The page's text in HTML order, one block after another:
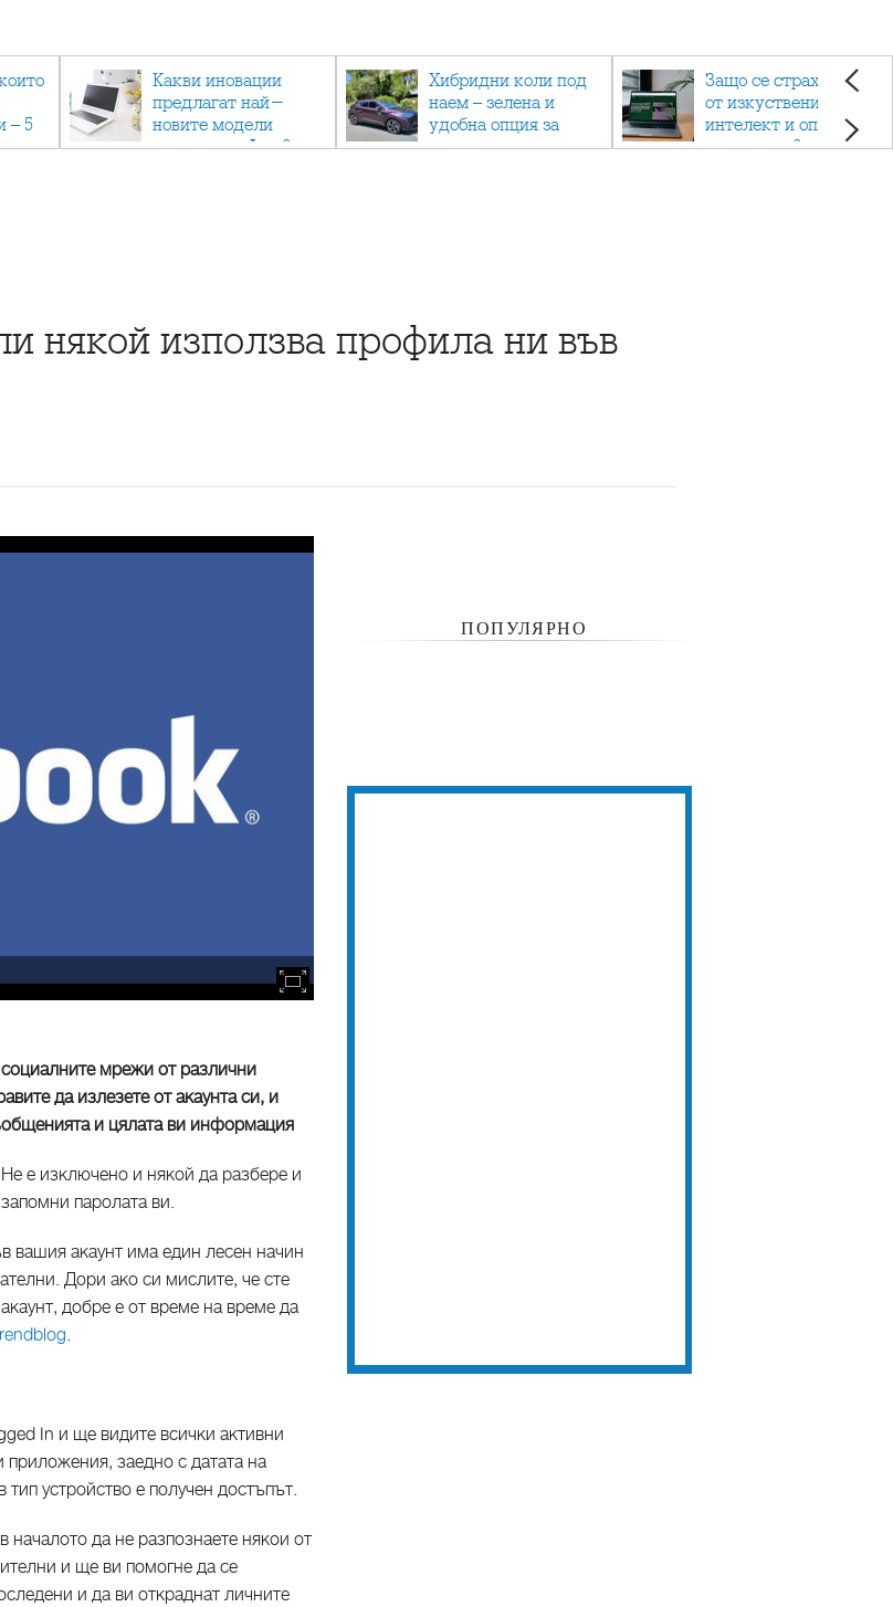
– 5
вече
Какви иновации
предлагат най-
новите модели
лаптопи на Acer?
Хибридни коли под
наем – зелена и
удобна опция за
пътуване
Защо се страхуваме
от изкуствения
интелект и опасен ли
е наистина?
някой използва профила ни във
мрежи от различни
да излезете от акаунта си, и
и цялата ви информация
Не е изключено и някой да разбере и
запомни паролата ви.
вашия акаунт има един лесен начин
Дори ако си мислите, че сте
добре е от време на време да
.
In и ще видите всички активни
заедно с датата на
устройство е получен достъпът.
да не разпознаете някои от
и ще ви помогне да се
и да ви откраднат личните
ПОПУЛЯРНО